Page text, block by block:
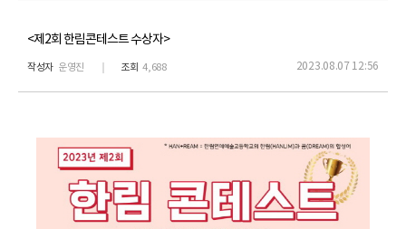
<제2회 한림콘테스트 수상자>
2023.08.07 12:56
작성자 운영진 조회 4,688